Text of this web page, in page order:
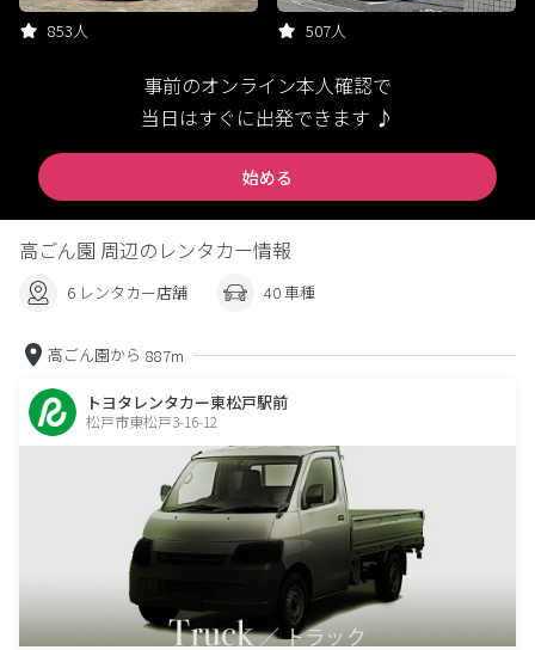
853人 507人
事前のオンライン本人確認で
当日はすぐに出発できます ♪
始める
高ごん園 周辺のレンタカー情報
6 レンタカー店舗 40 車種
高ごん園から 887m
トヨタレンタカー東松戸駅前
松戸市東松戸3-16-12